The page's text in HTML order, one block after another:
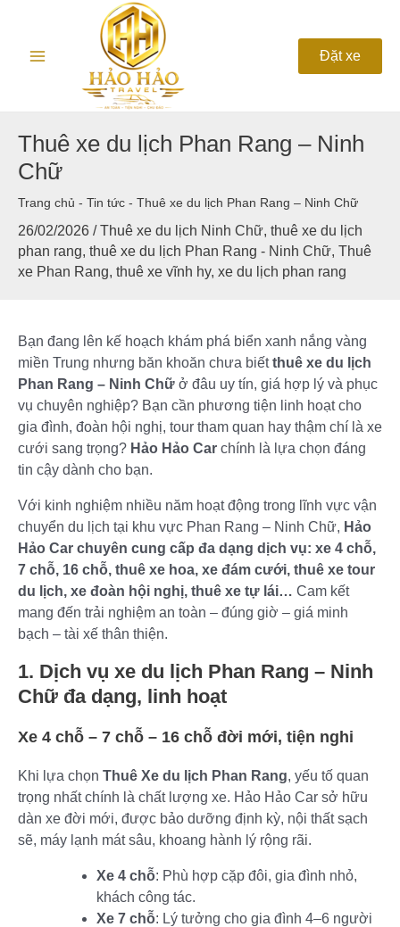
Menu
Đặt xe
Thuê xe du lịch Phan Rang – Ninh
Chữ
Trang chủ - Tin tức - Thuê xe du lịch Phan Rang – Ninh Chữ
26/02/2026 /Thuê xe du lịch Ninh Chữ, thuê xe du lịch
phan rang, thuê xe du lịch Phan Rang - Ninh Chữ, Thuê
xe Phan Rang, thuê xe vĩnh hy, xe du lịch phan rang
Bạn đang lên kế hoạch khám phá biển xanh nắng vàng
miền Trung nhưng băn khoăn chưa biếtthuê xe du lịch
Phan Rang – Ninh Chữ ở đâu uy tín, giá hợp lý và phục
vụ chuyên nghiệp? Bạn cần phương tiện linh hoạt cho
gia đình, đoàn hội nghị, tour tham quan hay thậm chí là xe
cưới sang trọng? Hảo Hảo Car chính là lựa chọn đáng
tin cậy dành cho bạn.
Với kinh nghiệm nhiều năm hoạt động trong lĩnh vực vận
chuyển du lịch tại khu vực Phan Rang – Ninh Chữ, Hảo
Hảo Car chuyên cung cấp đa dạng dịch vụ: xe 4 chỗ,
7 chỗ, 16 chỗ, thuê xe hoa, xe đám cưới, thuê xe tour
du lịch, xe đoàn hội nghị, thuê xe tự lái… Cam kết
mang đến trải nghiệm an toàn – đúng giờ – giá minh
bạch – tài xế thân thiện.
1. Dịch vụ xe du lịch Phan Rang – Ninh
Chữ đa dạng, linh hoạt
Xe 4 chỗ – 7 chỗ – 16 chỗ đời mới, tiện nghi
Khi lựa chọn Thuê Xe du lịch Phan Rang, yếu tố quan
trọng nhất chính là chất lượng xe. Hảo Hảo Car sở hữu
dàn xe đời mới, được bảo dưỡng định kỳ, nội thất sạch
sẽ, máy lạnh mát sâu, khoang hành lý rộng rãi.
Xe 4 chỗ: Phù hợp cặp đôi, gia đình nhỏ,
khách công tác.
Xe 7 chỗ: Lý tưởng cho gia đình 4–6 người